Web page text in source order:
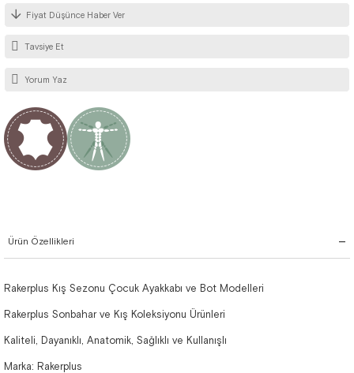
Fiyat Düşünce Haber Ver
Tavsiye Et
Yorum Yaz
Ürün Özellikleri
Rakerplus Kış Sezonu Çocuk Ayakkabı ve Bot Modelleri
Rakerplus Sonbahar ve Kış Koleksiyonu Ürünleri
Kaliteli, Dayanıklı, Anatomik, Sağlıklı ve Kullanışlı
Marka: Rakerplus